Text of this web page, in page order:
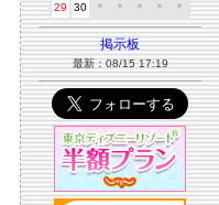
29
30 ＊ ＊ ＊ ＊ ＊
掲示板
最新：08/15 17:19